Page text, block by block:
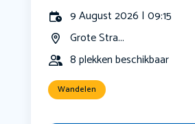
9 August 2026 | 09:15
Grote Stra...
8 plekken beschikbaar
Wandelen